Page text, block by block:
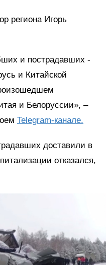
региона Игорь
и пострадавших -
и Китайской
и Белоруссии», –
Telegram-канале.
доставили в
отказался,